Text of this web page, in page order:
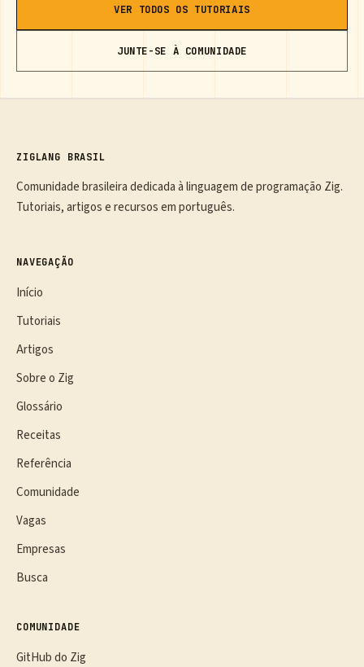
VER TODOS OS TUTORIAIS
JUNTE-SE À COMUNIDADE
ZIGLANG BRASIL
Comunidade brasileira dedicada à linguagem de programação Zig.
Tutoriais, artigos e recursos em português.
NAVEGAÇÃO
Início
Tutoriais
Artigos
Sobre o Zig
Glossário
Receitas
Referência
Comunidade
Vagas
Empresas
Busca
COMUNIDADE
GitHub do Zig